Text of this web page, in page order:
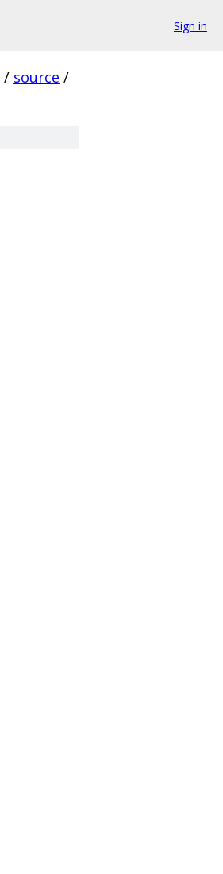
Sign in
/ source /